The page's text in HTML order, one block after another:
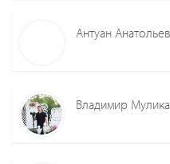
Антуан
Владимир Мулика